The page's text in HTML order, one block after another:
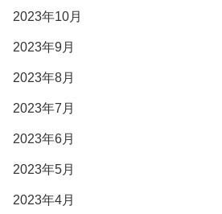
2023年10月
2023年9月
2023年8月
2023年7月
2023年6月
2023年5月
2023年4月